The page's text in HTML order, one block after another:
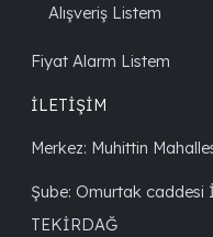
Alışveriş Listem
Fiyat Alarm Listem
İLETİŞİM
Merkez: Muhittin
Şube: Omurtak caddesi
TEKİRDAĞ